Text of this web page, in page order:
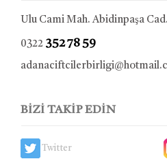
Ulu Cami Mah. Abidinpaşa
0322 352 78 59
BİZİ TAKİP EDİN
Twitter